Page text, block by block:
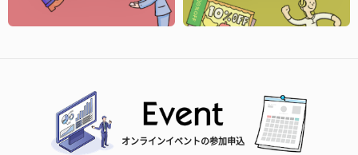
オンラインイベントの参加申込